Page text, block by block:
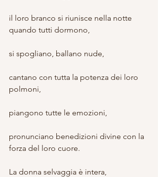
il loro branco si riunisce nella notte
quando tutti dormono,
si spogliano, ballano nude,
cantano con tutta la potenza dei loro
polmoni,
piangono tutte le emozioni,
pronunciano benedizioni divine con la
forza del loro cuore.
La donna selvaggia è intera,